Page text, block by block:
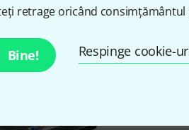
retrage oricând
Bine! Respinge cookie-